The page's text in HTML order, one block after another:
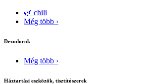
🌿 chili
Még több ›
Dezodorok
Még több ›
Háztartási eszközök, tisztítószerek